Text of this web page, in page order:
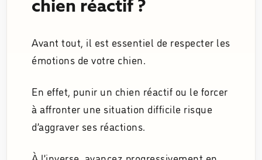
chien réactif ?
Avant tout, il est essentiel de respecter les
émotions de votre chien.
En effet, punir un chien réactif ou le forcer
à affronter une situation difficile risque
d’aggraver ses réactions.